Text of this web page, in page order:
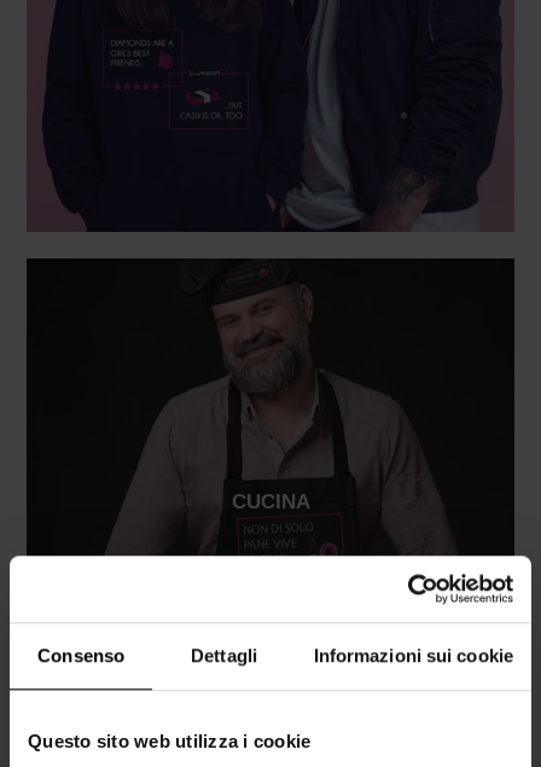
Consenso Dettagli Informazioni sui cookie
Questo sito web utilizza i cookie
CUCINA